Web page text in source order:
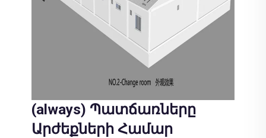
(always) Պատճառները
Արժեքների Համար